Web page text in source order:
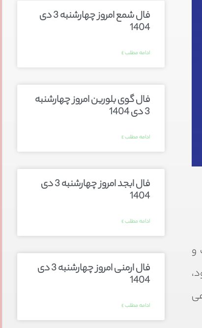
و
فال شمع امروز چهارشنبه 3 دی
1404
ادامه مطلب »
فال گوی بلورین امروز چهارشنبه
3 دی 1404
ادامه مطلب »
فال ابجد امروز چهارشنبه 3 دی
1404
ادامه مطلب »
فال ارمنی امروز چهارشنبه 3 دی
1404
ادامه مطلب »